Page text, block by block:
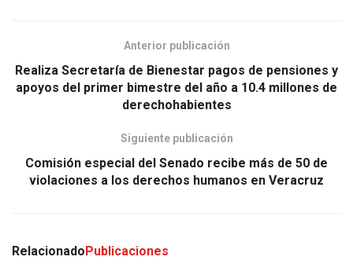
Anterior publicación
Realiza Secretaría de Bienestar pagos de pensiones y
apoyos del primer bimestre del año a 10.4 millones de
derechohabientes
Siguiente publicación
Comisión especial del Senado recibe más de 50 de
violaciones a los derechos humanos en Veracruz
Relacionado Publicaciones